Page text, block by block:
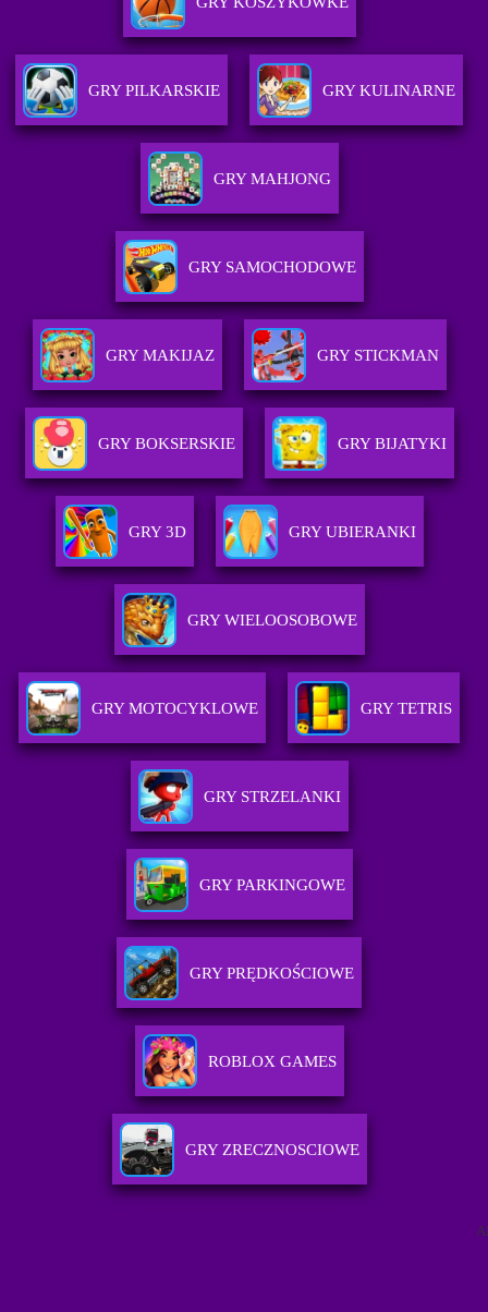
GRY PILKARSKIE GRY KULINARNE
GRY MAHJONG
GRY SAMOCHODOWE
GRY MAKIJAZ GRY STICKMAN
GRY BOKSERSKIE GRY BIJATYKI
GRY 3D GRY UBIERANKI
GRY WIELOOSOBOWE
GRY MOTOCYKLOWE GRY TETRIS
GRY STRZELANKI
GRY PARKINGOWE
GRY PRĘDKOŚCIOWE
ROBLOX GAMES
GRY ZRECZNOSCIOWE